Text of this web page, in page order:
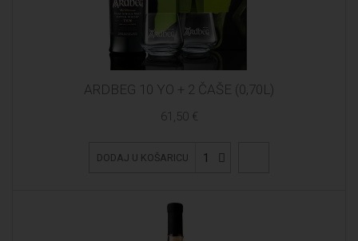
ARDBEG 10 YO + 2 ČAŠE (0,70L)
61,50 €
DODAJ U KOŠARICU 1